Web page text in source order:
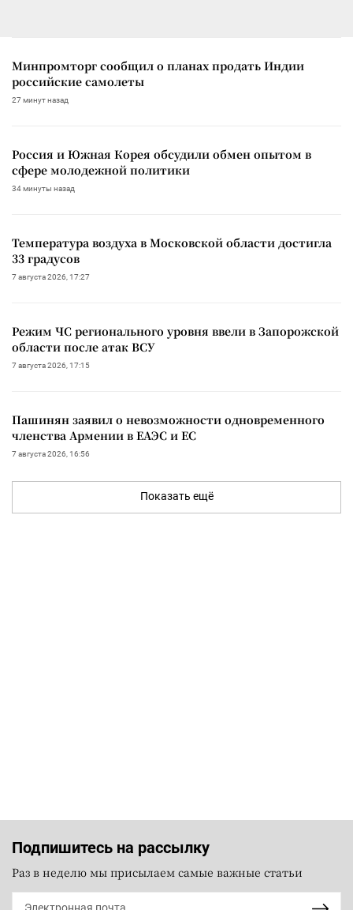
Минпромторг сообщил о планах продать Индии
российские самолеты
27 минут назад
Россия и Южная Корея обсудили обмен опытом в
сфере молодежной политики
34 минуты назад
Температура воздуха в Московской области достигла
33 градусов
7 августа 2026, 17:27
Режим ЧС регионального уровня ввели в Запорожской
области после атак ВСУ
7 августа 2026, 17:15
Пашинян заявил о невозможности одновременного
членства Армении в ЕАЭС и ЕС
7 августа 2026, 16:56
Показать ещё
Подпишитесь на рассылку
Раз в неделю мы присылаем самые важные статьи